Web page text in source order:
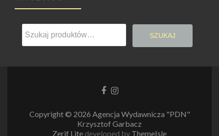
Szukaj:
SZUKAJ
LinkLink
Copyright © 2026 Agencja Wydawnicza "PDN"
Krzysztof Garbacz
Zerif Lite developed by ThemeIsle